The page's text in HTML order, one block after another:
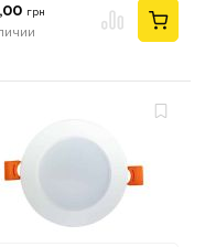
грн